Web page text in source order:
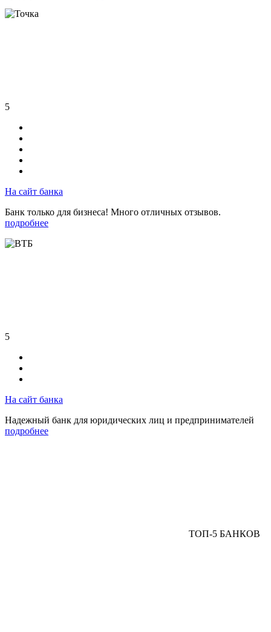
5
На сайт банка
Банк только для бизнеса! Много отличных отзывов.
подробнее
5
На сайт банка
Надежный банк для юридических лиц и предпринимателей
подробнее
ТОП-5 БАНКОВ